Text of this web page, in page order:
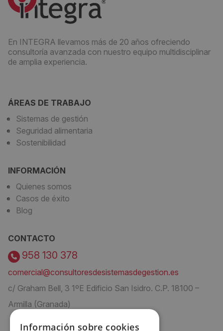
En INTEGRA llevamos más de 20 años ofreciendo
consultoría avanzada con nuestro equipo multidisciplinar
de amplia experiencia.
ÁREAS DE TRABAJO
Sistemas de gestión
Seguridad alimentaria
Sostenibilidad
INFORMACIÓN
Quienes somos
Casos de éxito
Blog
CONTACTO
958 130 378
comercial@consultoresdesistemasdegestion.es
c/ Graham Bell, 3 1ºE Edificio San Isidro. C.P. 18100 –
Armilla (Granada)
Información sobre cookies